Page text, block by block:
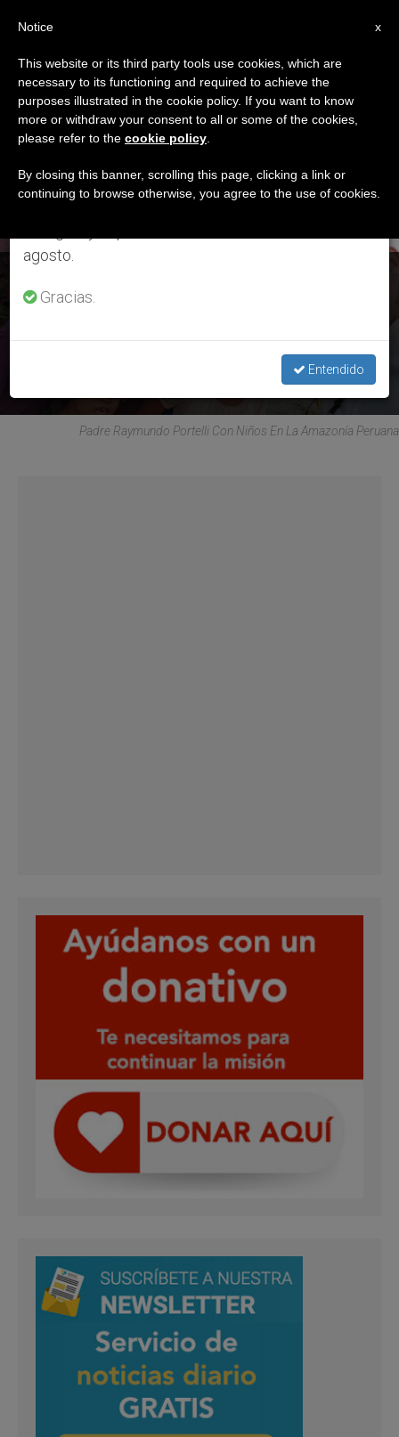
ETIQUETA
Posts Tagged ‘Padre
Raymundo’
ÚLTIMAS NOTICIAS
planta de oxígeno para Iquitos
Padre Raymundo Portelli Con Niños En La Amazonía Peruana
×
Aviso importante
Del 27 de julio al 7 de agosto haremos la pausa
anual, aprovechando que en el periodo de verano
se generan menos informaciones y también el
agosto.
Gracias.
Entendido
x
Notice
This website or its third party tools use cookies, which are
necessary to its functioning and required to achieve the
purposes illustrated in the cookie policy. If you want to know
more or withdraw your consent to all or some of the cookies,
please refer to the cookie policy
By closing this banner, scrolling this page, clicking a link or
continuing to browse otherwise, you agree to the use of cookies.